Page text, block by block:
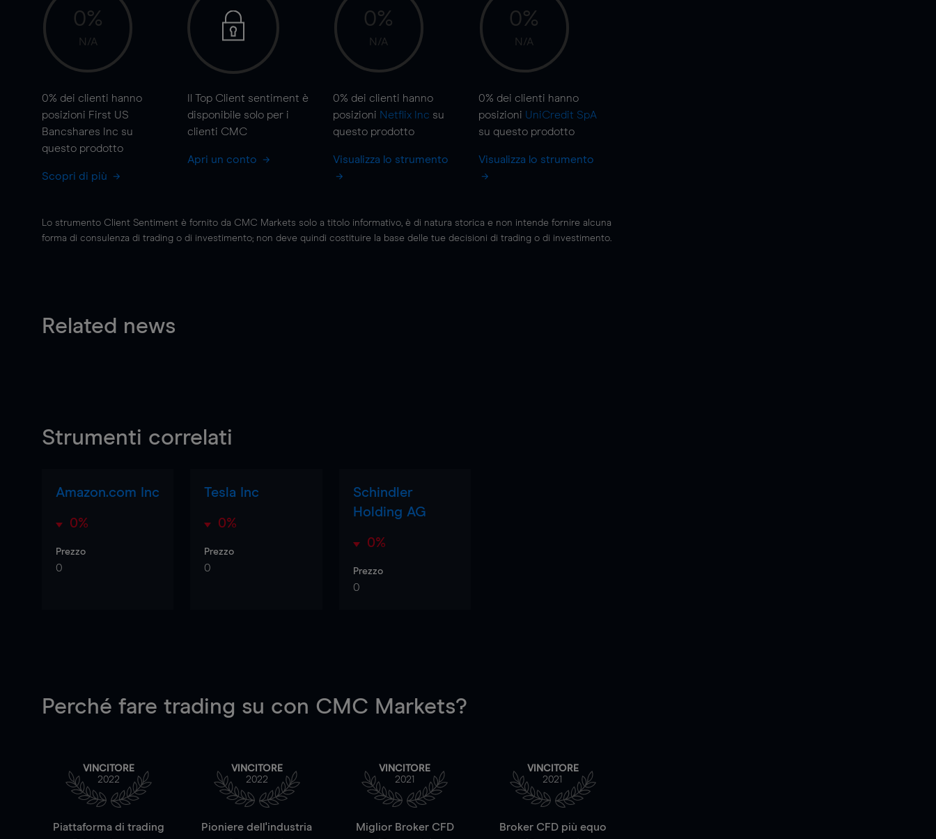
0%
N/A
0% dei clienti hanno
posizioni First US
Bancshares Inc su
questo prodotto
Scopri di più
Il Top Client sentiment è
disponibile solo per i
clienti CMC
Apri un conto
0%
N/A
0% dei clienti hanno
posizioni Netflix Inc su
questo prodotto
Visualizza lo strumento
0%
N/A
0% dei clienti hanno
posizioni UniCredit SpA
su questo prodotto
Visualizza lo strumento
Lo strumento Client Sentiment è fornito da CMC Markets solo a titolo informativo, è di natura storica e non intende fornire alcuna
forma di consulenza di trading o di investimento; non deve quindi costituire la base delle tue decisioni di trading o di investimento.
Related news
Strumenti correlati
Amazon.com Inc
0%
Prezzo
0
Tesla Inc
0%
Prezzo
0
Schindler
Holding AG
0%
Prezzo
0
Perché fare trading su con CMC Markets?
VINCITORE
2022
Piattaforma di trading
VINCITORE
2022
Pioniere dell'industria
VINCITORE
2021
Miglior Broker CFD
VINCITORE
2021
Broker CFD più equo